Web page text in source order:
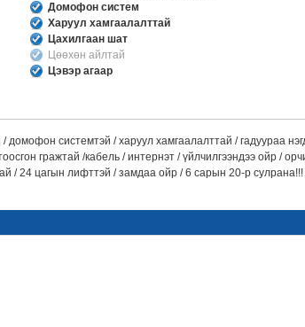
Домофон систем
Харуул хамгаалалттай
Цахилгаан шат
Цөөхөн айлтай
Цэвэр агаар
системтэй / харуул хамгаалалттай / гадуураа
гражтай /кабель / интернэт / үйлчилгээндээ ойр /
/ 24 цагын лифттэй / замдаа ойр / 6 сарын 20-р сулрана!!!